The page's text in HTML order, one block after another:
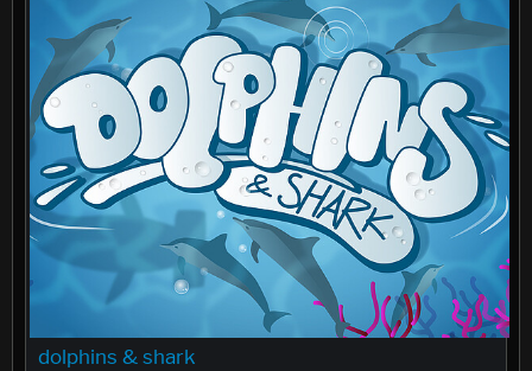
dolphins & shark